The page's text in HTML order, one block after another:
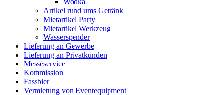
Wodka
Artikel rund ums Getränk
Mietartikel Party
Mietartikel Werkzeug
Wasserspender
Lieferung an Gewerbe
Lieferung an Privatkunden
Messeservice
Kommission
Fassbier
Vermietung von Eventequipment